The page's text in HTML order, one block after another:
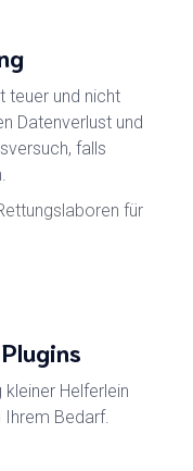
teuer und nicht
Datenverlust und
falls
für
Helferlein
Bedarf.